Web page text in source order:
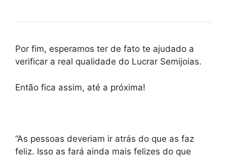
Por fim, esperamos ter de fato te ajudado a
verificar a real qualidade do Lucrar Semijoias.
Então fica assim, até a próxima!
“As pessoas deveriam ir atrás do que as faz
feliz. Isso as fará ainda mais felizes do que